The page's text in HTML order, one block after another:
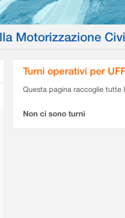
Motorizzazione
Turni operativi per
Questa pagina raccoglie tutte
Non ci sono turni